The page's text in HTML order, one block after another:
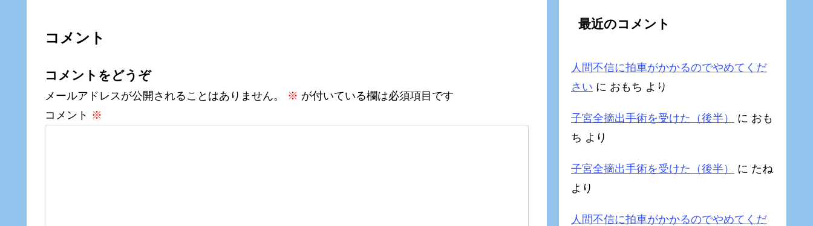
コメント
コメントをどうぞ
メールアドレスが公開されることはありません。 ※ が付いている欄は必須項目です
コメント ※
最近のコメント
人間不信に拍車がかかるのでやめてくだ
さい に おもち より
子宮全摘出手術を受けた（後半） に おも
ち より
子宮全摘出手術を受けた（後半） に たね
より
人間不信に拍車がかかるのでやめてくだ